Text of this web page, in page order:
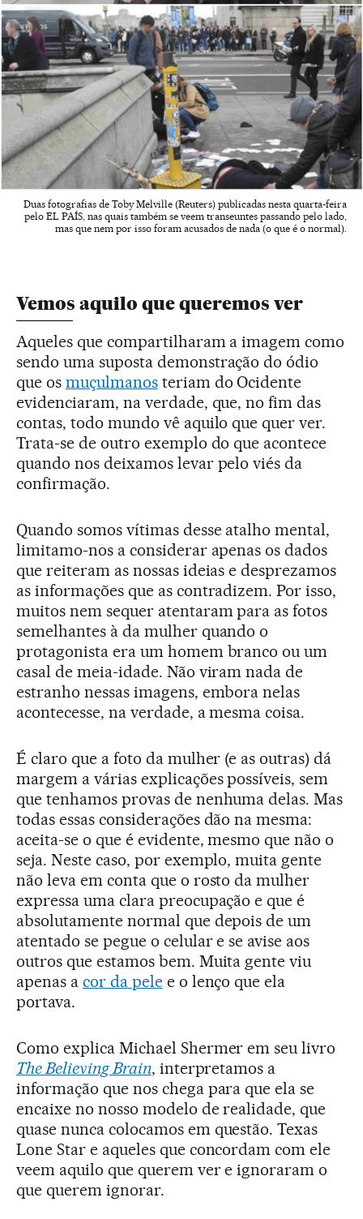
Duas fotografias de Toby Melville (Reuters) publicadas nesta quarta-feira
pelo EL PAÍS, nas quais também se veem transeuntes passando pelo lado,
mas que nem por isso foram acusados de nada (o que é o normal).
Vemos aquilo que queremos ver
Aqueles que compartilharam a imagem como
sendo uma suposta demonstração do ódio
que os muçulmanosteriam do Ocidente
evidenciaram, na verdade, que, no fim das
contas, todo mundo vê aquilo que quer ver.
Trata-se de outro exemplo do que acontece
quando nos deixamos levar pelo viés da
confirmação.
Quando somos vítimas desse atalho mental,
limitamo-nos a considerar apenas os dados
que reiteram as nossas ideias e desprezamos
as informações que as contradizem. Por isso,
muitos nem sequer atentaram para as fotos
semelhantes à da mulher quando o
protagonista era um homem branco ou um
casal de meia-idade. Não viram nada de
estranho nessas imagens, embora nelas
acontecesse, na verdade, a mesma coisa.
É claro que a foto da mulher (e as outras) dá
margem a várias explicações possíveis, sem
que tenhamos provas de nenhuma delas. Mas
todas essas considerações dão na mesma:
aceita-se o que é evidente, mesmo que não o
seja. Neste caso, por exemplo, muita gente
não leva em conta que o rosto da mulher
expressa uma clara preocupação e que é
absolutamente normal que depois de um
atentado se pegue o celular e se avise aos
outros que estamos bem. Muita gente viu
apenas a cor da pelee o lenço que ela
portava.
Como explica Michael Shermer em seu livro
The Believing Brain, interpretamos a
informação que nos chega para que ela se
encaixe no nosso modelo de realidade, que
quase nunca colocamos em questão. Texas
Lone Star e aqueles que concordam com ele
veem aquilo que querem ver e ignoraram o
que querem ignorar.